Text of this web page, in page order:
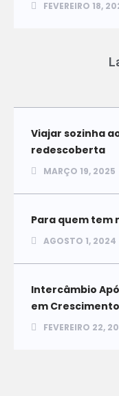
FEVEREIRO 18,
Viajar sozinha
redescoberta
MARÇO 19, 2025
Para quem tem
AGOSTO 1, 2024
Intercâmbio
em Crescimento
FEVEREIRO 22,